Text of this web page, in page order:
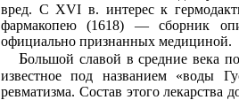
вред. С XVI в. интерес к
фармакопею (1618) — сборник
официально признанных медициной.
Большой славой в средние века пользовалось средство французского офицера Гуссона,
известное под названием «воды
ревматизма. Состав этого лекарства